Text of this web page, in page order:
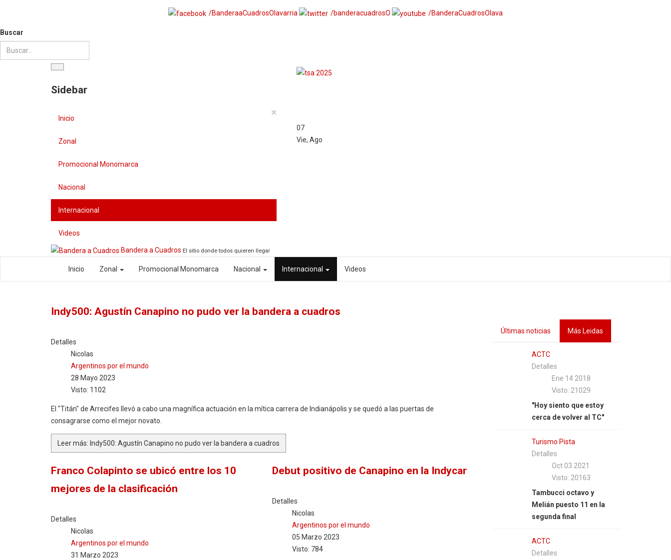
/BanderaaCuadrosOlavarria /banderacuadrosO /BanderaCuadrosOlava
Buscar
Sidebar
×
Inicio
Zonal
Promocional Monomarca
Nacional
Internacional
Videos
Bandera a Cuadros El sitio donde todos quieren llegar
07
Vie, Ago
Inicio Zonal Promocional Monomarca Nacional Internacional Videos
Indy500: Agustín Canapino no pudo ver la bandera a cuadros
Detalles
Nicolas
Argentinos por el mundo
28 Mayo 2023
Visto: 1102
El "Titán" de Arrecifes llevó a cabo una magnífica actuación en la mítica carrera de Indianápolis y se quedó a las puertas de
consagrarse como el mejor novato.
Leer más: Indy500: Agustín Canapino no pudo ver la bandera a cuadros
Franco Colapinto se ubicó entre los 10
mejores de la clasificación
Detalles
Nicolas
Argentinos por el mundo
31 Marzo 2023
Debut positivo de Canapino en la Indycar
Detalles
Nicolas
Argentinos por el mundo
05 Marzo 2023
Visto: 784
Últimas noticias Más Leidas
ACTC
Detalles
Ene 14 2018
Visto: 21029
"Hoy siento que estoy
cerca de volver al TC"
Turismo Pista
Detalles
Oct 03 2021
Visto: 20163
Tambucci octavo y
Melián puesto 11 en la
segunda final
ACTC
Detalles